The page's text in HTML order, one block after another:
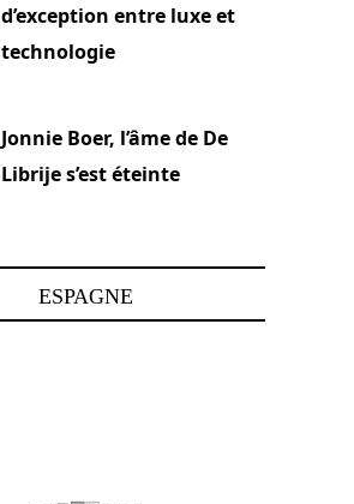
d’exception entre luxe et
technologie
Jonnie Boer, l’âme de De
Librije s’est éteinte
ESPAGNE